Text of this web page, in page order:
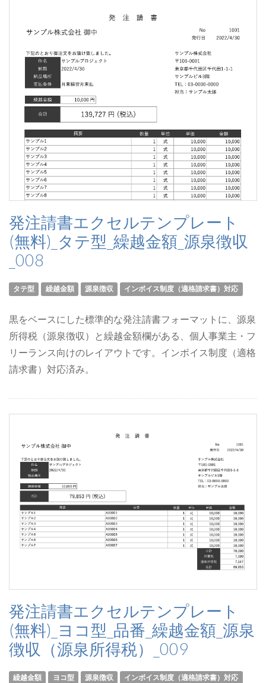
発注請書エクセルテンプレート
(無料)_タテ型_繰越金額_源泉徴収
_008
タテ型 繰越金額 源泉徴収 インボイス制度（適格請求書）対応
黒をベースにした標準的な発注請書フォーマットに、源泉
所得税（源泉徴収）と繰越金額欄がある、個人事業主・フ
リーランス向けのレイアウトです。インボイス制度（適格
請求書）対応済み。
発注請書エクセルテンプレート
(無料)_ヨコ型_品番_繰越金額_源泉
徴収（源泉所得税）_009
繰越金額 ヨコ型 源泉徴収 インボイス制度（適格請求書）対応